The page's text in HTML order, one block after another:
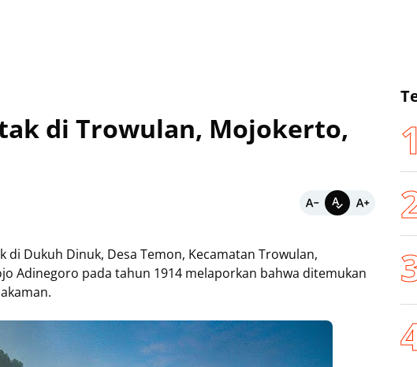
di Trowulan, Mojokerto,
di Dukuh Dinuk, Desa Temon, Kecamatan Trowulan,
Adinegoro pada tahun 1914 melaporkan bahwa ditemukan